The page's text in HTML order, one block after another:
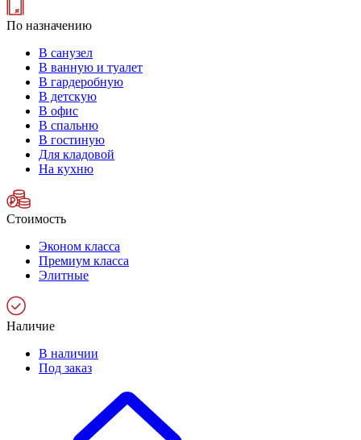
По назначению
В санузел
В ванную и туалет
В гардеробную
В детскую
В офис
В спальню
В гостиную
Для кладовой
На кухню
Стоимость
Эконом класса
Премиум класса
Элитные
Наличие
В наличии
Под заказ